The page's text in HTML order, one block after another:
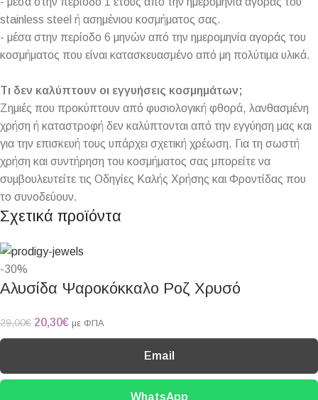
stainless steel ή ασημένιου κοσμήματος σας.
- μέσα στην περίοδο 6 μηνών από την ημερομηνία αγοράς του
κοσμήματος που είναι κατασκευασμένο από μη πολύτιμα υλικά.
Τι δεν καλύπτουν οι εγγυήσεις κοσμημάτων;
Ζημιές που προκύπτουν από φυσιολογική φθορά, λανθασμένη
χρήση ή καταστροφή δεν καλύπτονται από την εγγύηση μας και
για την επισκευή τους υπάρχει σχετική χρέωση. Για τη σωστή
χρήση και συντήρηση του κοσμήματος σας μπορείτε να
συμβουλευτείτε τις Οδηγίες Καλής Χρήσης και Φροντίδας που
το συνοδεύουν.
Σχετικά προϊόντα
-30%
Αλυσίδα Ψαροκόκκαλο Ροζ Χρυσό
29,00€ 20,30€ με ΦΠΑ
Email
WhatsApp